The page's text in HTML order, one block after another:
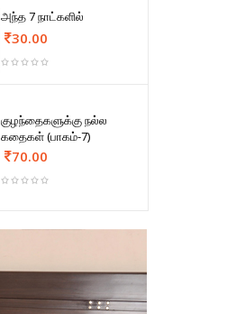
அந்த 7 நாட்களில்
30.00
குழந்தைகளுக்கு நல்ல
கதைகள் (பாகம்-7)
70.00